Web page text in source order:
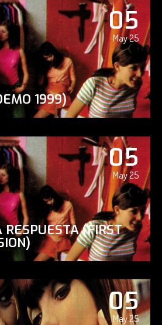
05
May 25
1999)
05
May 25
RESPUESTA (FIRST
05
May 25